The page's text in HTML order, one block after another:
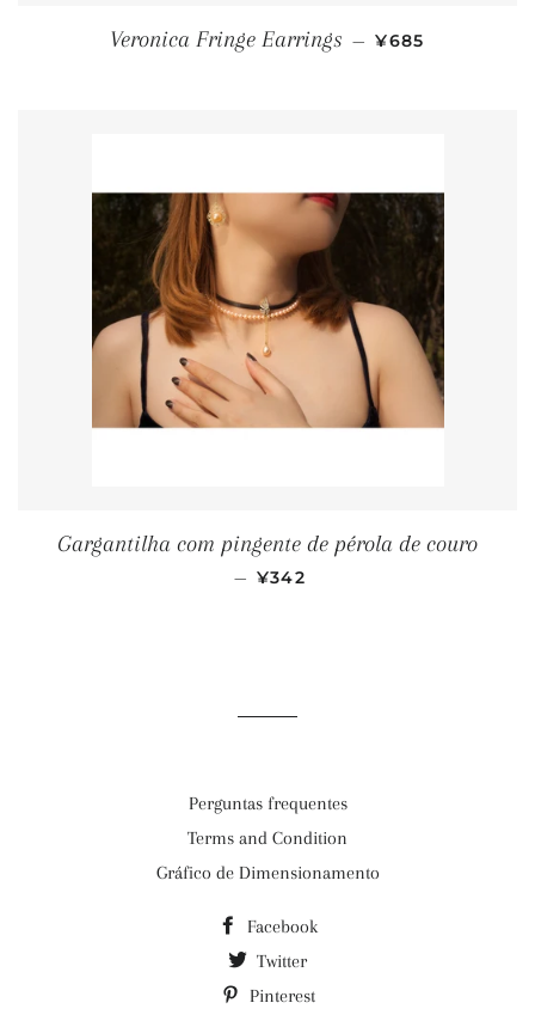
Veronica Fringe Earrings — PREÇO
¥685
Gargantilha com pingente de pérola de couro
— PREÇO NORMAL
¥342
Perguntas frequentes
Terms and Condition
Gráfico de Dimensionamento
Facebook
Twitter
Pinterest